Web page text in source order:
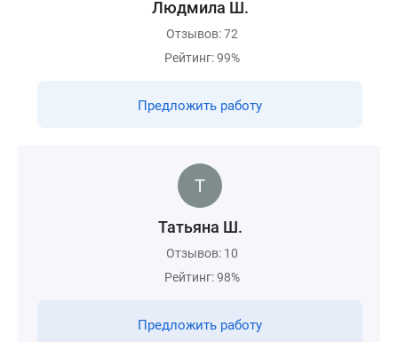
Людмила Ш.
Отзывов: 72
Рейтинг: 99%
Предложить работу
Татьяна Ш.
Отзывов: 10
Рейтинг: 98%
Предложить работу